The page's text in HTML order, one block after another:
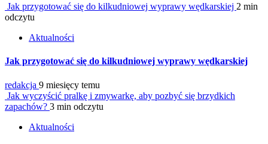
Jak przygotować się do kilkudniowej wyprawy wędkarskiej 2 min
odczytu
Aktualności
Jak przygotować się do kilkudniowej wyprawy wędkarskiej
redakcja 9 miesięcy temu
Jak wyczyścić pralkę i zmywarkę, aby pozbyć się brzydkich
zapachów? 3 min odczytu
Aktualności